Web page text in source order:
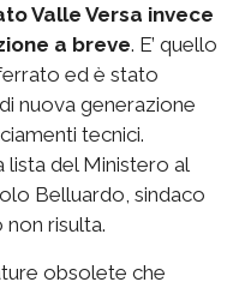
Valle Versa invece
a breve. E’ quello
ed è stato
nuova generazione
tecnici.
lista del Ministero al
Belluardo, sindaco
risulta.
obsolete che